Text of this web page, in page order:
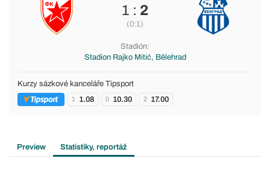
1 : 2
(0:1)
Stadión:
Stadion Rajko Mitić, Bělehrad
Kurzy sázkové kanceláře Tipsport
1 1.08 0 10.30 2 17.00
Preview Statistiky, reportáž